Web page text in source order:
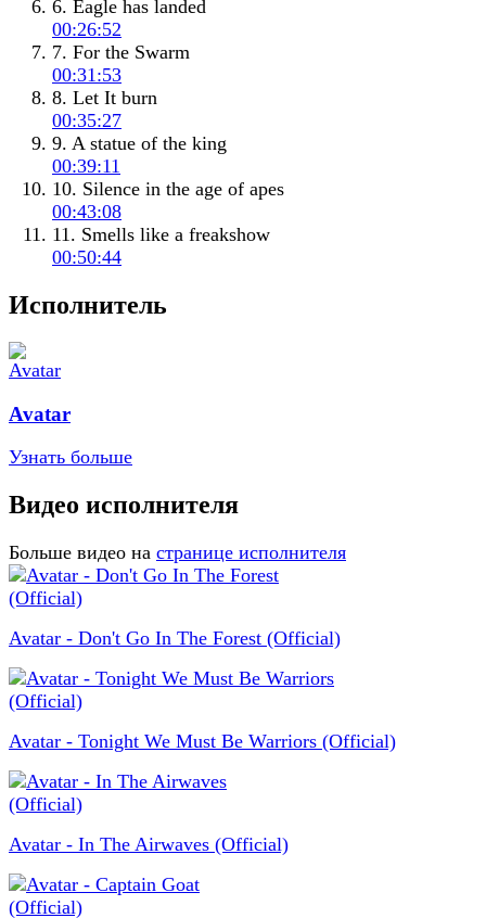
6. Eagle has landed
00:26:52
7. For the Swarm
00:31:53
8. Let It burn
00:35:27
9. A statue of the king
00:39:11
10. Silence in the age of apes
00:43:08
11. Smells like a freakshow
00:50:44
Исполнитель
Avatar
Узнать больше
Видео исполнителя
Больше видео на странице исполнителя
Avatar - Don't Go In The Forest (Official)
Avatar - Tonight We Must Be Warriors (Official)
Avatar - In The Airwaves (Official)